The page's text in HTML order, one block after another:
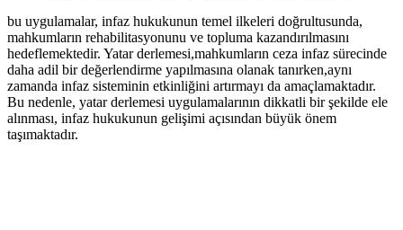
bu uygulamalar, infaz hukukunun ⁢temel⁣ ilkeleri⁤ doğrultusunda,​
mahkumların rehabilitasyonunu ve topluma kazandırılmasını
hedeflemektedir. Yatar derlemesi,mahkumların ceza infaz sürecinde
daha adil​ bir​ değerlendirme yapılmasına olanak tanırken,aynı⁤
zamanda infaz ⁣sisteminin etkinliğini artırmayı da amaçlamaktadır.
Bu nedenle, yatar derlemesi uygulamalarının dikkatli bir şekilde ele
alınması, infaz hukukunun gelişimi ⁢açısından büyük önem
taşımaktadır.